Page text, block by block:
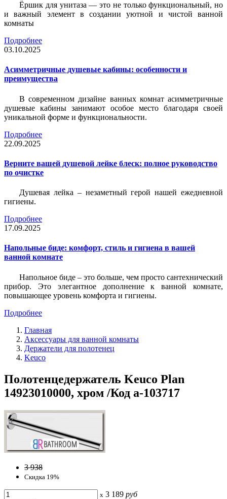
Ёршик для унитаза — это не только функциональный, но
и важный элемент в создании уютной и чистой ванной
комнаты
Подробнее
03.10.2025
Асимметричные душевые кабины: особенности и
преимущества
В современном дизайне ванных комнат асимметричные
душевые кабины занимают особое место благодаря своей
уникальной форме и функциональности.
Подробнее
22.09.2025
Верните вашей душевой лейке блеск: полное руководство
по очистке
Душевая лейка – незаметный герой нашей ежедневной
гигиены.
Подробнее
17.09.2025
Напольные биде: комфорт, стиль и гигиена в вашей
ванной комнате
Напольное биде – это больше, чем просто сантехнический
прибор. Это элегантное дополнение к ванной комнате,
повышающее уровень комфорта и гигиены.
Подробнее
Главная
Аксессуары для ванной комнаты
Держатели для полотенец
Keuco
Полотенцедержатель Keuco Plan
14923010000, хром /Код a-103717
3 938
Скидка 19%
x 3 189 руб